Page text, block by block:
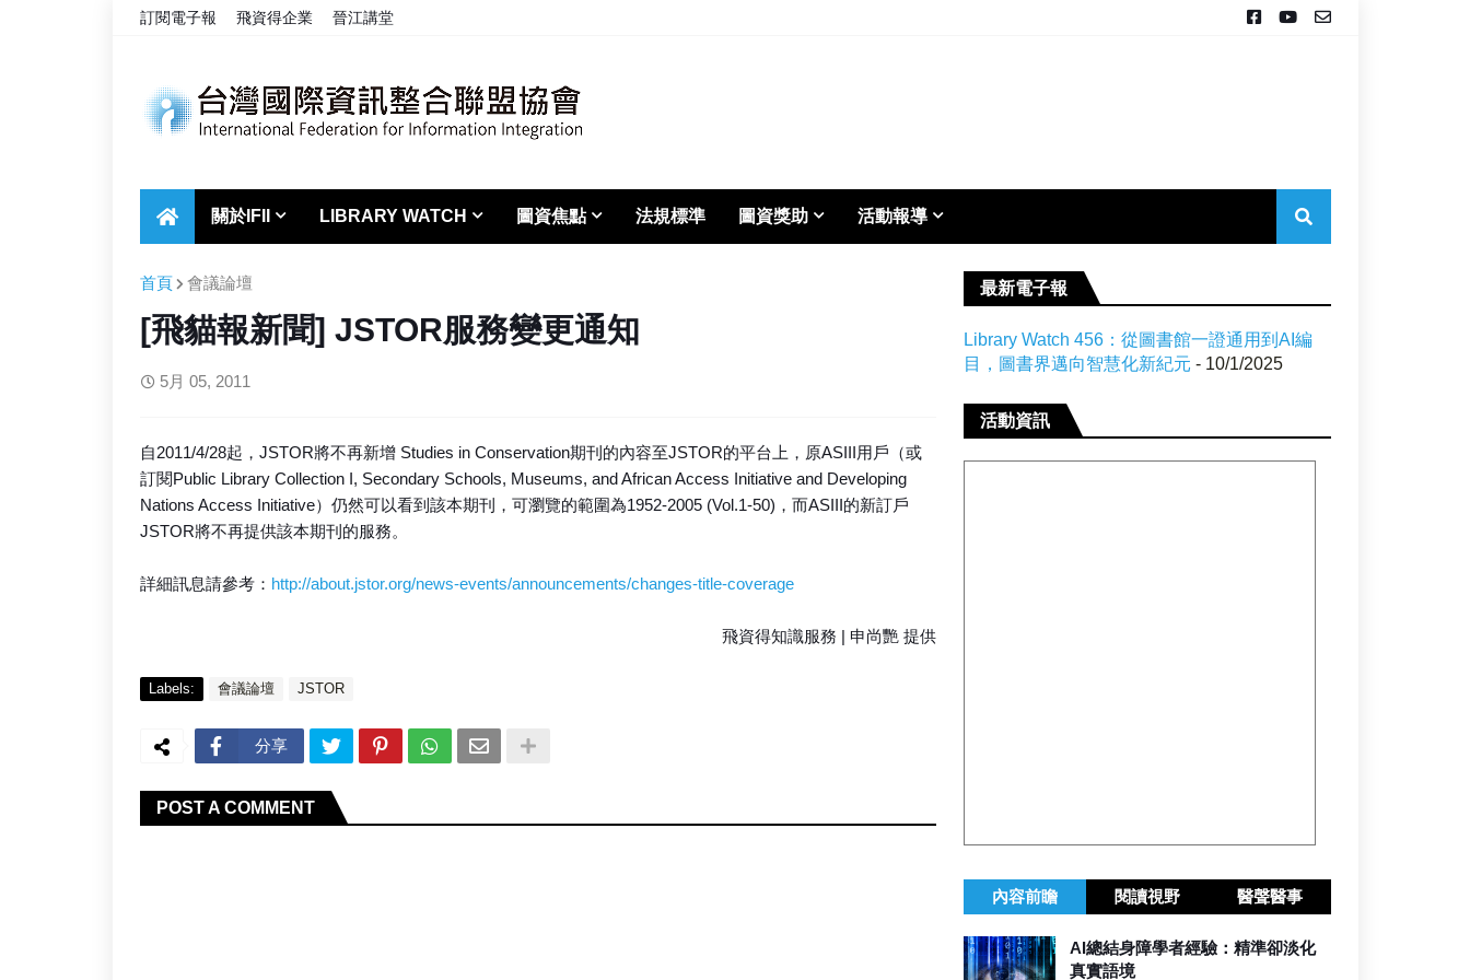
訂閱電子報 飛資得企業 晉江講堂
關於IFII LIBRARY WATCH 圖資焦點 法規標準 圖資獎助 活動報導
首頁 會議論壇
[飛貓報新聞] JSTOR服務變更通知
5月 05, 2011
自2011/4/28起，JSTOR將不再新增 Studies in Conservation期刊的內容至JSTOR的平台上，原ASIII用戶（或
訂閱Public Library Collection I, Secondary Schools, Museums, and African Access Initiative and Developing
Nations Access Initiative）仍然可以看到該本期刊，可瀏覽的範圍為1952-2005 (Vol.1-50)，而ASIII的新訂戶
JSTOR將不再提供該本期刊的服務。
詳細訊息請參考： http://about.jstor.org/news-events/announcements/changes-title-coverage
飛資得知識服務 | 申尚艷 提供
Labels: 會議論壇 JSTOR
分享
POST A COMMENT
最新電子報
Library Watch 456：從圖書館一證通用到AI編
目，圖書界邁向智慧化新紀元 - 10/1/2025
活動資訊
內容前瞻 閱讀視野 醫聲醫事
AI總結身障學者經驗：精準卻淡化
真實語境